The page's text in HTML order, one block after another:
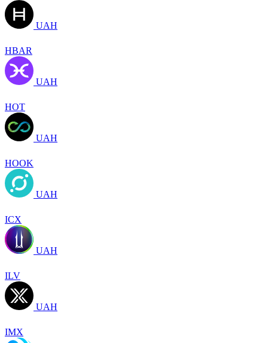
UAH
HBAR
UAH
HOT
UAH
HOOK
UAH
ICX
UAH
ILV
UAH
IMX